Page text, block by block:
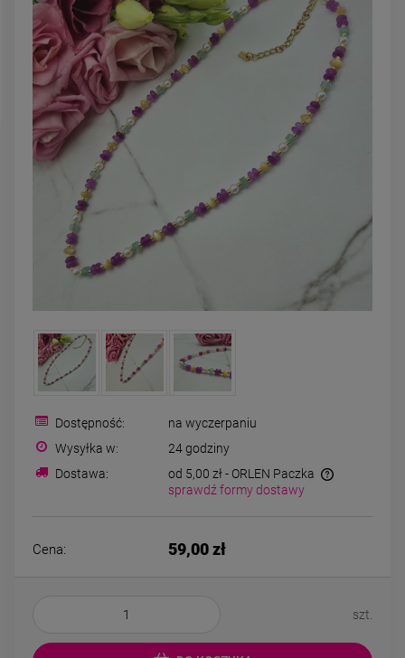
DO KOSZYKA
powiadom o
dostępności
Bransoletka srebrna STAL
CHIRURGICZNA
modułowa ażurowa
cyrkonie
69,00 zł
Dostępność:
na wyczerpaniu
Wysyłka w:
24 godziny
Dostawa:
od 5,00 zł - ORLEN Paczka
sprawdź formy dostawy
Cena: 59,00 zł
szt.